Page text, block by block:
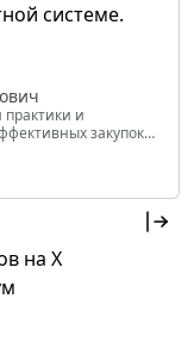
системе.
практики и
закупок
на X